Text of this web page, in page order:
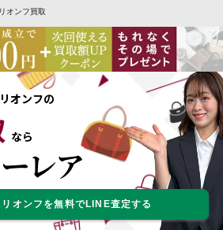
今すぐLINE査定
時間受付（対応時間10:00～19:00）
宅配買取を申し込む
無料の宅配キットをお届けします
今すぐ電話査定
受付時間 10:00～19:00
宅配買取を申し込む
無料の宅配キットをお届けします
オンフ買取
オンフの
なら
ーレア
オンフを無料でLINE査定する